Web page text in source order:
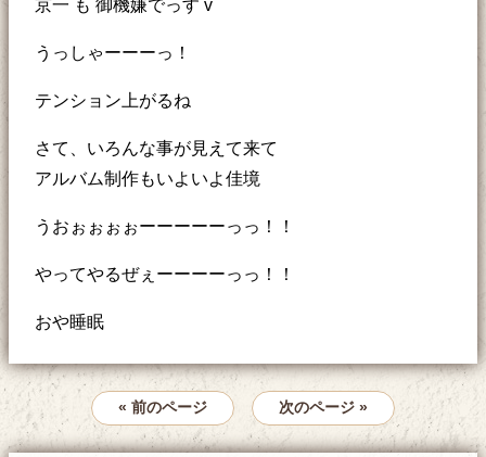
京一 も 御機嫌でっす v
うっしゃーーーっ！
テンション上がるね
さて、いろんな事が見えて来て
アルバム制作もいよいよ佳境
うおぉぉぉぉーーーーーっっ！！
やってやるぜぇーーーーっっ！！
おや睡眠
« 前のページ 次のページ »